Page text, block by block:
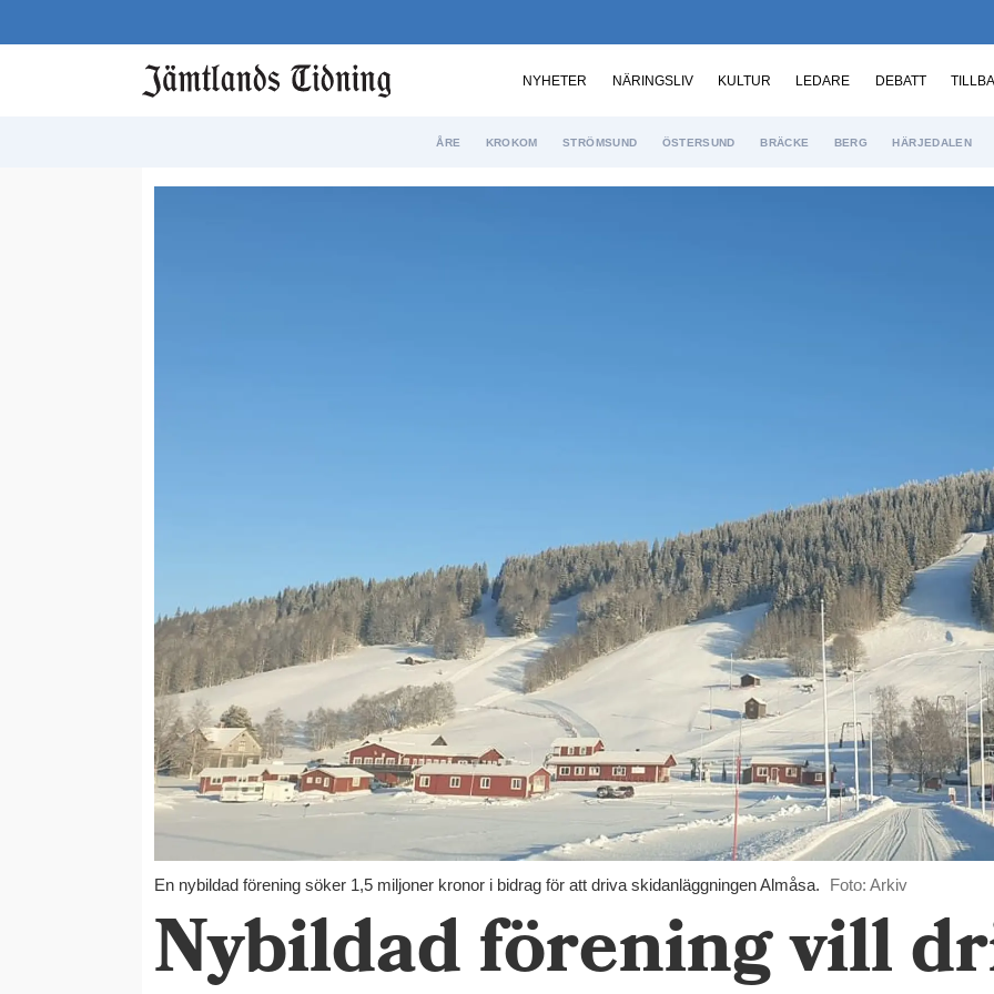
NYHETER NÄRINGSLIV KULTUR LEDARE DEBATT
ÅRE KROKOM STRÖMSUND ÖSTERSUND BRÄCKE BERG HÄRJEDALEN
En nybildad förening söker 1,5 miljoner kronor i bidrag för att driva skidanläggningen Almåsa. Foto: Arkiv
Nybildad förening vill